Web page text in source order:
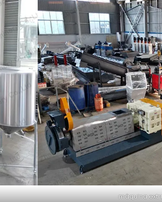
máquina